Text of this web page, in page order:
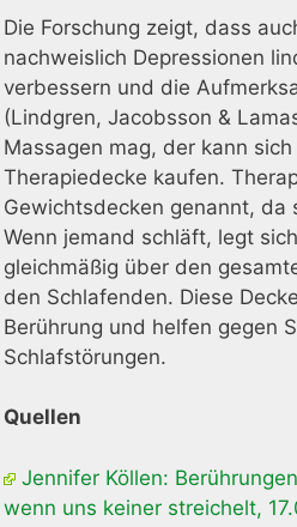
Die Forschung zeigt, dass
nachweislich Depressionen
verbessern und die
(Lindgren, Jacobsson &
Massagen mag, der kann
Therapiedecke kaufen.
Gewichtsdecken genannt, da
Wenn jemand schläft, legt
gleichmäßig über den
den Schlafenden. Diese
Berührung und helfen gegen
Schlafstörungen.
Quellen
Jennifer Köllen:
wenn uns keiner streichelt,